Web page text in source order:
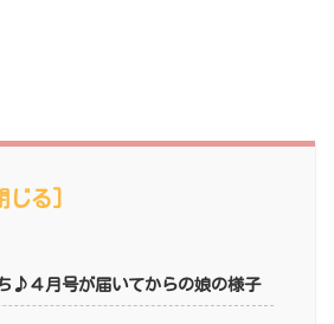
♪４月号が届いてからの娘の様子